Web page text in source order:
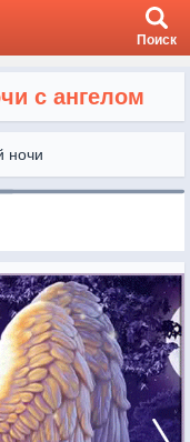
Поиск
с ангелом
ночи